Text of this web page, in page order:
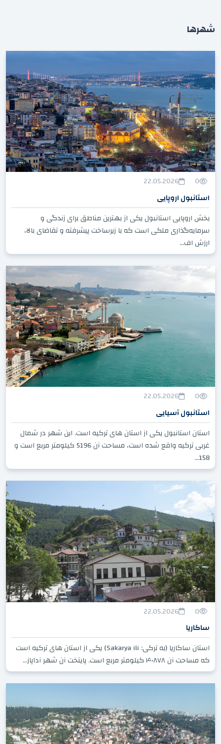
شهرها
0
22.05.2026
استانبول اروپایی
بخش اروپایی استانبول یکی از بهترین مناطق برای زندگی و
سرمایه‌گذاری ملکی است که با زیرساخت پیشرفته و تقاضای بالا،
ارزش اف...
0
22.05.2026
استانبول آسیایی
استان استانبول یکی از استان های ترکیه است. این شهر در شمال
غربی ترکیه واقع شده است، مساحت آن 5196 کیلومتر مربع است و
158...
0
22.05.2026
ساکاریا
استان ساکاریا (به ترکی: Sakarya ili) یکی از استان های ترکیه است
که مساحت آن ۴٬۸۷۸ کیلومتر مربع است. پایتخت آن شهر آداپاز...